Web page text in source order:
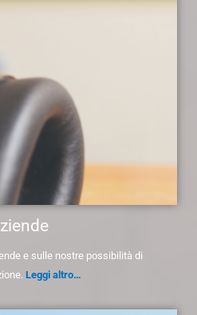
e sulle nostre possibilità di
Leggi altro…